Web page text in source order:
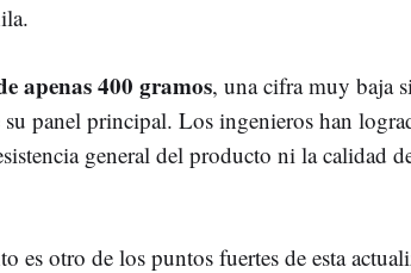
apenas 400 gramos, una cifra muy baja
su panel principal. Los ingenieros han
general del producto ni la calidad
es otro de los puntos fuertes de esta